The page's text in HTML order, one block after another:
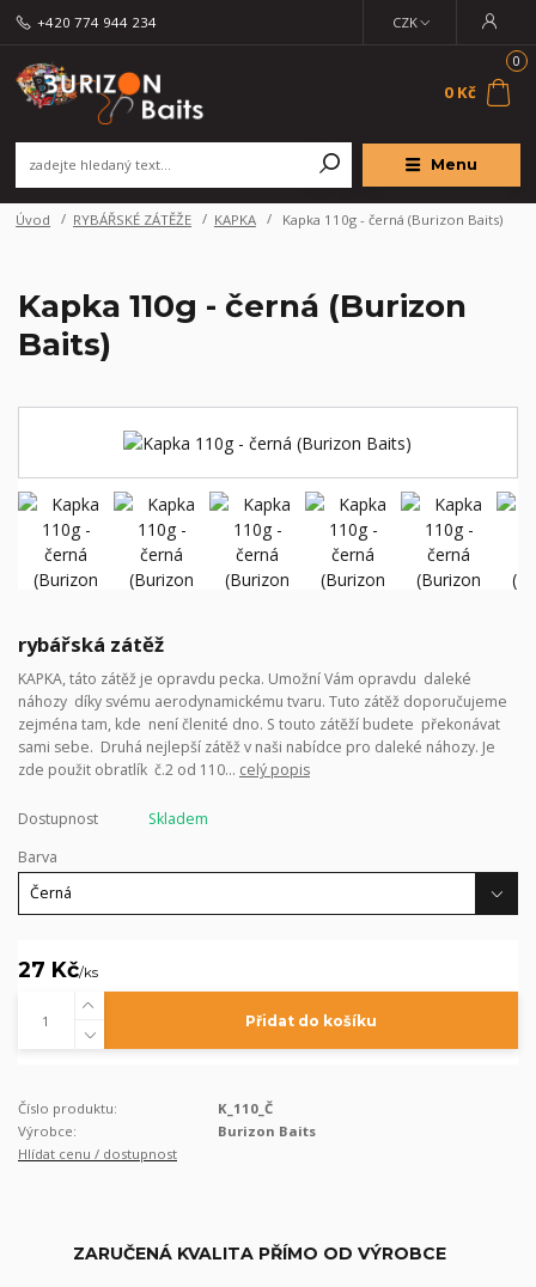
Menu
CZK
+420 774 944 234
0
0 Kč
Úvod RYBÁŘSKÉ ZÁTĚŽE KAPKA Kapka 110g - černá (Burizon Baits)
Kapka 110g - černá (Burizon
Baits)
rybářská zátěž
KAPKA, táto zátěž je opravdu pecka. Umožní Vám opravdu daleké
náhozy díky svému aerodynamickému tvaru. Tuto zátěž doporučujeme
zejména tam, kde není členité dno. S touto zátěží budete překonávat
sami sebe. Druhá nejlepší zátěž v naši nabídce pro daleké náhozy. Je
zde použit obratlík č.2 od 110... celý popis
Dostupnost
Skladem
Barva
27 Kč/ks
Přidat do košíku
Číslo produktu:
K_110_Č
Výrobce:
Burizon Baits
Hlídat cenu / dostupnost
ZARUČENÁ KVALITA PŘÍMO OD VÝROBCE